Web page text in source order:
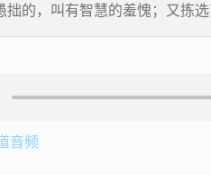
的，叫有智慧的羞愧；又拣
/ 01:06:48
音频